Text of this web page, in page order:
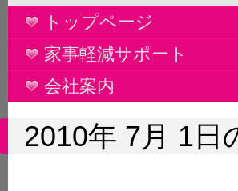
トップページ
家事軽減サポート
会社案内
2010年 7月 1日